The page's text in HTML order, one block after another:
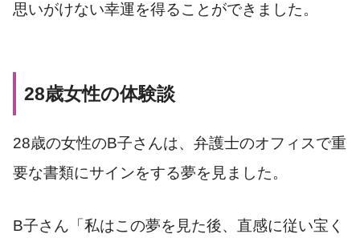
思いがけない幸運を得ることができました。
28歳女性の体験談
28歳の女性のB子さんは、弁護士のオフィスで重
要な書類にサインをする夢を見ました。
B子さん「私はこの夢を見た後、直感に従い宝く